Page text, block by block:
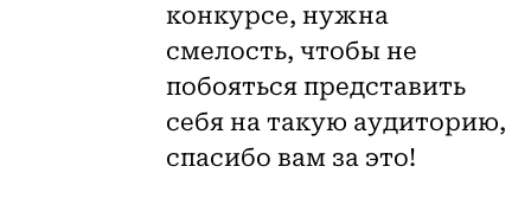
конкурсе, нужна
смелость, чтобы не
побояться представить
себя на такую аудиторию,
спасибо вам за это!